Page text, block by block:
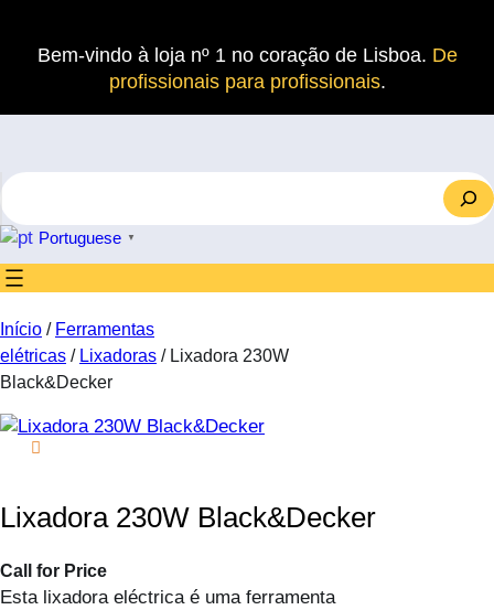
Bem-vindo à loja nº 1 no coração de Lisboa. De
profissionais para profissionais.
S
e
a
r
c
Portuguese ▼
Início / Ferramentas
elétricas / Lixadoras / Lixadora 230W
Black&Decker
Lixadora 230W Black&Decker
Call for Price
Esta lixadora eléctrica é uma ferramenta